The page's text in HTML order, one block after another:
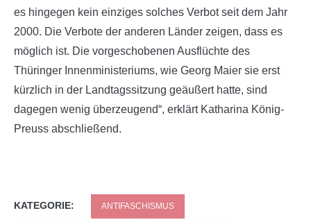
es hingegen kein einziges solches Verbot seit dem Jahr
2000. Die Verbote der anderen Länder zeigen, dass es
möglich ist. Die vorgeschobenen Ausflüchte des
Thüringer Innenministeriums, wie Georg Maier sie erst
kürzlich in der Landtagssitzung geäußert hatte, sind
dagegen wenig überzeugend“, erklärt Katharina König-
Preuss abschließend.
KATEGORIE: ANTIFASCHISMUS